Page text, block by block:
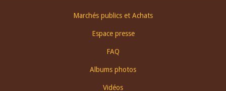
Marchés publics et Achats
Espace presse
FAQ
Albums photos
Vidéos